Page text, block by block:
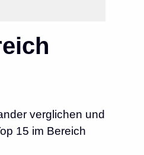
verglichen und
15 im Bereich